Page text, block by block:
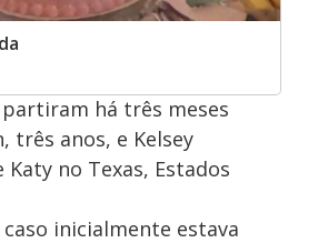
há três meses
três anos, e Kelsey
no Texas, Estados
inicialmente estava